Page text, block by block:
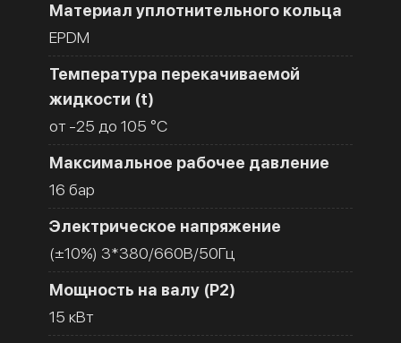
Материал уплотнительного кольца
EPDM
Температура перекачиваемой
жидкости (t)
от -25 до 105 °C
Максимальное рабочее давление
16 бар
Электрическое напряжение
(±10%) 3*380/660В/50Гц
Мощность на валу (Р2)
15 кВт